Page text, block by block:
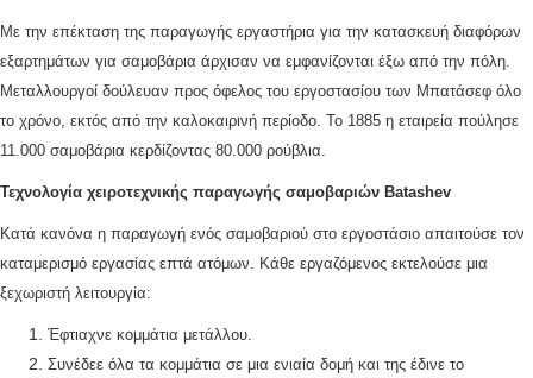
Με την επέκταση της παραγωγής εργαστήρια για την κατασκευή διαφόρων
εξαρτημάτων για σαμοβάρια άρχισαν να εμφανίζονται έξω από την πόλη.
Μεταλλουργοί δούλευαν προς όφελος του εργοστασίου των Μπατάσεφ όλο
το χρόνο, εκτός από την καλοκαιρινή περίοδο. To 1885 η εταιρεία πούλησε
11.000 σαμοβάρια κερδίζοντας 80.000 ρούβλια.
Τεχνολογία χειροτεχνικής παραγωγής σαμοβαριών Batashev
Κατά κανόνα η παραγωγή ενός σαμοβαριού στο εργοστάσιο απαιτούσε τον
καταμερισμό εργασίας επτά ατόμων. Κάθε εργαζόμενος εκτελούσε μια
ξεχωριστή λειτουργία:
Έφτιαχνε κομμάτια μετάλλου.
Συνέδεε όλα τα κομμάτια σε μια ενιαία δομή και της έδινε το